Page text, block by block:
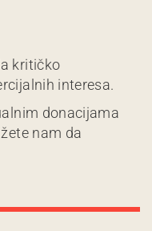
kritičko
interesa.
donacijama
nam da